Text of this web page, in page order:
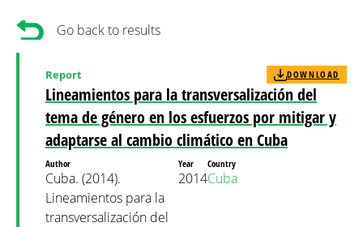
Go back to results
Lineamientos para la transversalización del
tema de género en los esfuerzos por mitigar y
adaptarse al cambio climático en Cuba
Report DOWNLOAD
Author
Cuba. (2014).
Lineamientos para la
transversalización del
Year
2014
Country
Cuba